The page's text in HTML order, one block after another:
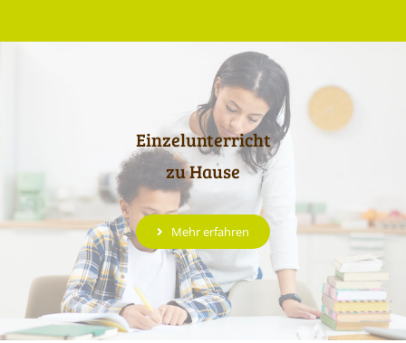
Einzelunterricht
zu Hause
Mehr erfahren